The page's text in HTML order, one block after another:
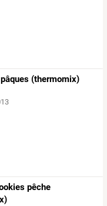
(thermomix)
pêche